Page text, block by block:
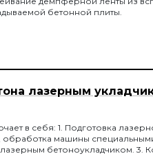
бетонной плиты.
лазерным
в себя: 1. Подготовка
машины
бетоноукладчиком. 3.